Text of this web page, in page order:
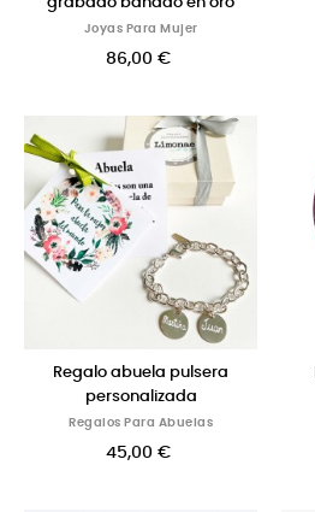
Joyas Para Mujer
86,00 €
Regalo abuela pulsera
personalizada
Regalos Para Abuelas
45,00 €